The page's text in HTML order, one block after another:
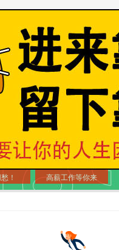
！ 高薪工作等你来